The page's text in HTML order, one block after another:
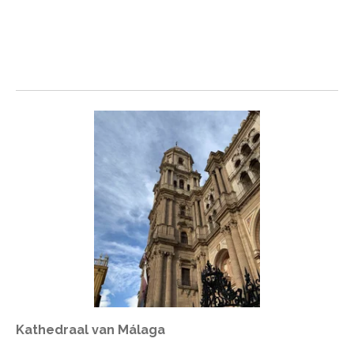
Kathedraal van Málaga